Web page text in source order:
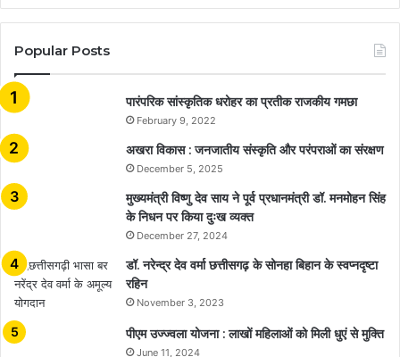
Popular Posts
​​​​​​​पारंपरिक सांस्कृतिक धरोहर का प्रतीक राजकीय गमछा
February 9, 2022
अखरा विकास : जनजातीय संस्कृति और परंपराओं का संरक्षण
December 5, 2025
मुख्यमंत्री विष्णु देव साय ने पूर्व प्रधानमंत्री डॉ. मनमोहन सिंह
के निधन पर किया दुःख व्यक्त
December 27, 2024
डॉ. नरेन्द्र देव वर्मा छत्तीसगढ़ के सोनहा बिहान के स्वप्नदृष्टा
रहिन
November 3, 2023
पीएम उज्ज्वला योजना : लाखों महिलाओं को मिली धुएं से मुक्ति
June 11, 2024